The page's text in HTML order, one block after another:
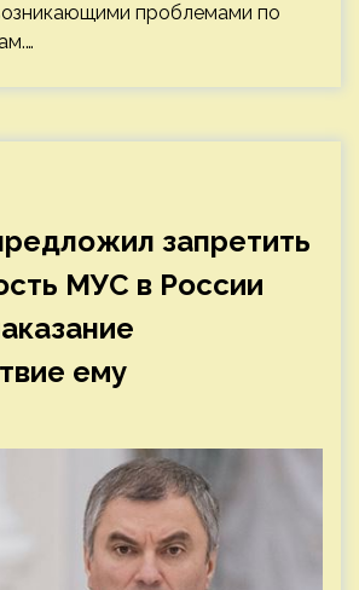
проблемами по
запретить
МУС в России
ему